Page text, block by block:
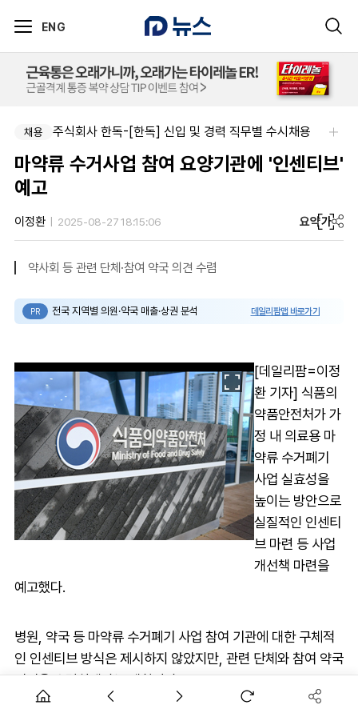
ENG
채용 주식회사 한독-[한독] 신입 및 경력 직무별 수시채용
마약류 수거사업 참여 요양기관에 '인센티브'
예고
이정환 2025-08-27 18:15:06 요약가
약사회 등 관련 단체·참여 약국 의견 수렴
PR 전국 지역별 의원·약국 매출·상권 분석 데일리팜맵 바로가기
[데일리팜=이정
환 기자] 식품의
약품안전처가 가
정 내 의료용 마
약류 수거폐기
사업 실효성을
높이는 방안으로
실질적인 인센티
브 마련 등 사업
개선책 마련을
예고했다.
병원, 약국 등 마약류 수거폐기 사업 참여 기관에 대한 구체적
인 인센티브 방식은 제시하지 않았지만, 관련 단체와 참여 약국
의견을 수렴하겠다는 계획이다.